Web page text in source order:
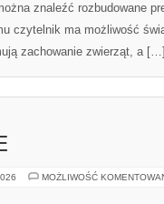
znaleźć rozbudowane
czytelnik ma możliwość
zachowanie zwierząt, a
MOŻLIWOŚĆ